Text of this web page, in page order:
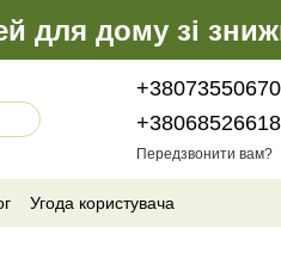
для дому зі
Передзвонити вам?
Угода користувача